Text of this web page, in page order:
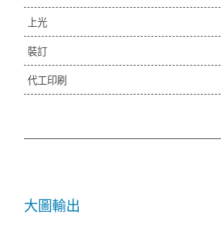
上光
裝訂
代工印刷
大圖輸出